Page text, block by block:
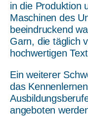
in die Produktion
Maschinen des
beeindruckend
Garn, die täglich
hochwertigen
Ein weiterer
das
angeboten